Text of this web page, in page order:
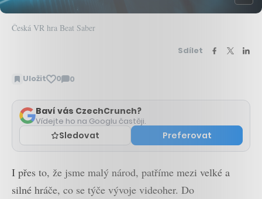
Česká VR hra Beat Saber
Sdílet
Uložit 0 0
Zobrazit
Baví vás CzechCrunch?
Vídejte ho na Googlu častěji.
Sledovat Preferovat
I přes to, že jsme malý národ, patříme mezi velké a
silné hráče, co se týče vývoje videoher. Do